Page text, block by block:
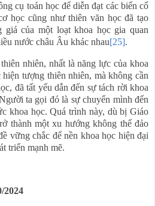
cụ toán học để diễn đạt các biến cố
học cũng như thiên văn học đã tạo
giá của một loạt khoa học gia quan
nước châu Âu khác nhau[25].
nhiên, nhất là năng lực của khoa
tượng thiên nhiên, mà không cần
đã tất yếu dẫn đến sự tách rời khoa
ta gọi đó là sự chuyển mình đến
khoa học. Quá trình này, dù bị Giáo
thành một xu hướng không thể đảo
vững chắc để nền khoa học hiện đại
triển mạnh mẽ.
2024